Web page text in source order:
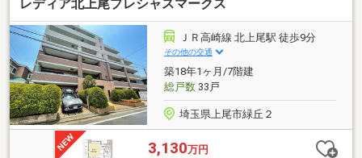
さがし】（1）お客様一人ひとりに専属FPを一生涯無
料でサポートする支援制度（2）未来カレンダーによ
る無理のない返済シミュレーション（詳しくはお問合
せください）（3）当社提携銀行のご紹介／最低水準
の金利+手厚い団信保険付き住宅ローン（4）物件ごと
の災害レポート配布（5）火災保険、引越費用の割引
サポート（団体割引等）
レディア北上尾プレシャスマークス
ＪＲ高崎線 北上尾駅 徒歩9分
その他の交通
築18年1ヶ月/7階建
総戸数33戸
埼玉県上尾市緑丘２
3,130万円